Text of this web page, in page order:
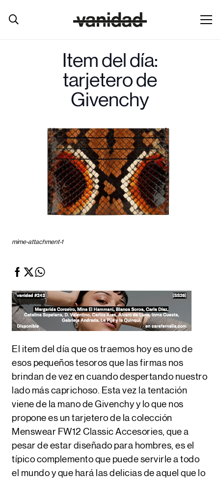
Item del día:
tarjetero de
Givenchy
mime-attachment-1
El item del día que os traemos hoy es uno de
esos pequeños tesoros que las firmas nos
brindan de vez en cuando despertando nuestro
lado más caprichoso. Esta vez la tentación
viene de la mano de Givenchy y lo que nos
propone es un tarjetero de la colección
Menswear FW12 Classic Accesories, que a
pesar de estar diseñado para hombres, es el
típico complemento que puede servirle a todo
el mundo y que hará las delicias de aquel que lo